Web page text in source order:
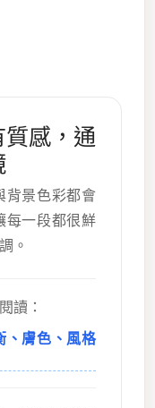
感，通
背景色彩都會
每一段都很鮮
。
讀：
、膚色、風格